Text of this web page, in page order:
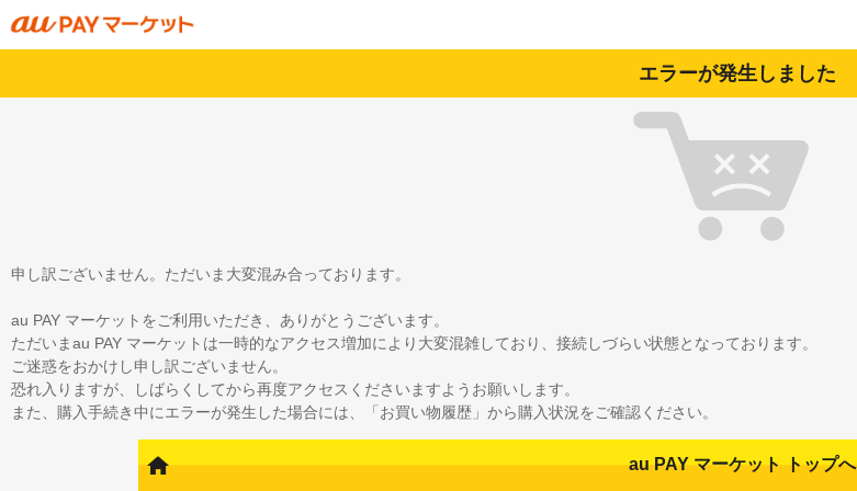
エラーが発生しました
申し訳ございません。ただいま大変混み合っております。
au PAY マーケットをご利用いただき、ありがとうございます。
ただいまau PAY マーケットは一時的なアクセス増加により大変混雑しており、接続しづらい状態となっております。
ご迷惑をおかけし申し訳ございません。
恐れ入りますが、しばらくしてから再度アクセスくださいますようお願いします。
また、購入手続き中にエラーが発生した場合には、「お買い物履歴」から購入状況をご確認ください。
au PAY マーケット トップへ